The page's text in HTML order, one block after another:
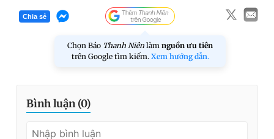
Chia sẻ
Chọn Báo Thanh Niên làm nguồn ưu tiên
trên Google tìm kiếm. Xem hướng dẫn.
Bình luận (0)